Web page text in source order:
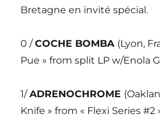
Bretagne en invité spécial.
0 /COCHE BOMBA (Lyon,
Pue » from split LP w/Enola
1/ADRENOCHROME
Knife » from « Flexi Series #2